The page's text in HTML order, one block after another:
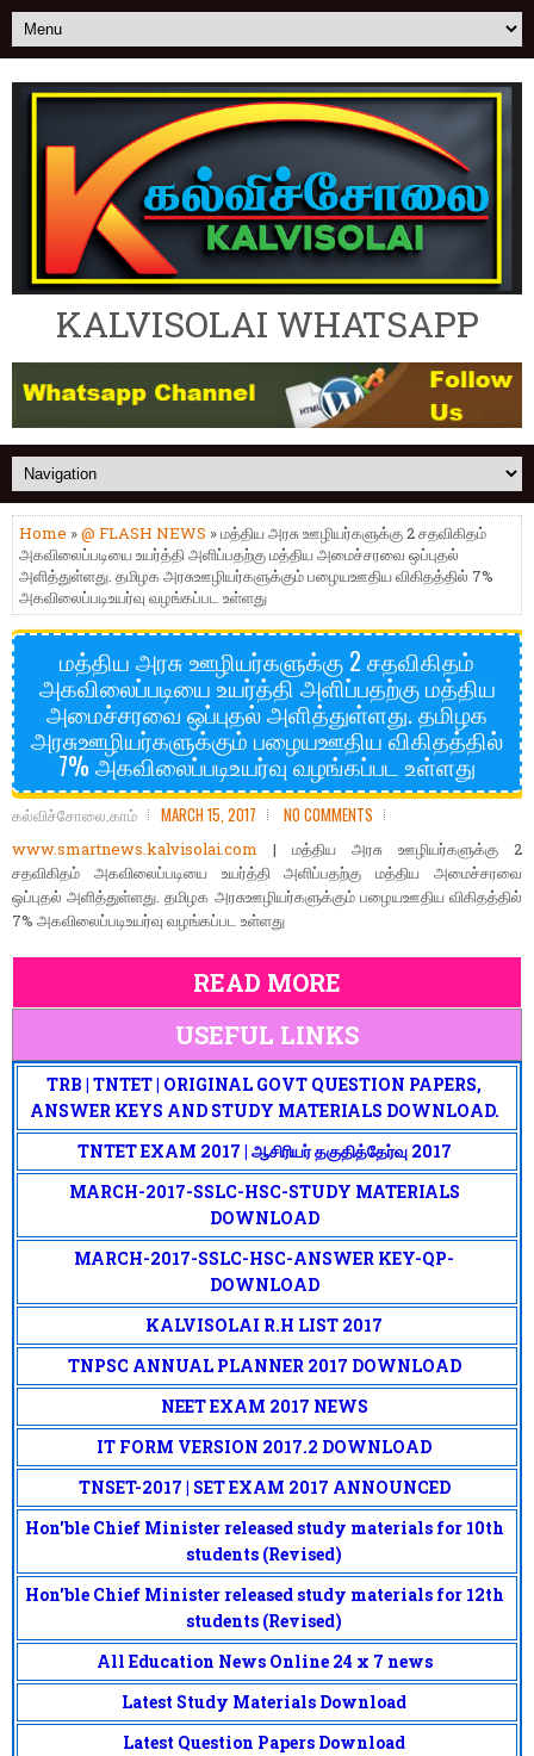
KALVISOLAI WHATSAPP
Home »@ FLASH NEWS » மத்திய அரசு ஊழியர்களுக்கு 2 சதவிகிதம்
அகவிலைப்படியை உயர்த்தி அளிப்பதற்கு மத்திய அமைச்சரவை ஒப்புதல்
அளித்துள்ளது. தமிழக அரசுஊழியர்களுக்கும் பழையஊதிய விகிதத்தில் 7%
அகவிலைப்படிஉயர்வு வழங்கப்பட உள்ளது
மத்திய அரசு ஊழியர்களுக்கு 2 சதவிகிதம்
அகவிலைப்படியை உயர்த்தி அளிப்பதற்கு மத்திய
அமைச்சரவை ஒப்புதல் அளித்துள்ளது. தமிழக
அரசுஊழியர்களுக்கும் பழையஊதிய விகிதத்தில்
7% அகவிலைப்படிஉயர்வு வழங்கப்பட உள்ளது
கல்விச்சோலை.காம் MARCH 15, 2017 NO COMMENTS
www.smartnews.kalvisolai.com | மத்திய அரசு ஊழியர்களுக்கு 2
சதவிகிதம் அகவிலைப்படியை உயர்த்தி அளிப்பதற்கு மத்திய அமைச்சரவை
ஒப்புதல் அளித்துள்ளது. தமிழக அரசுஊழியர்களுக்கும் பழையஊதிய விகிதத்தில்
7% அகவிலைப்படிஉயர்வு வழங்கப்பட உள்ளது
READ MORE
USEFUL LINKS
TRB | TNTET | ORIGINAL GOVT QUESTION PAPERS,
ANSWER KEYS AND STUDY MATERIALS DOWNLOAD.
TNTET EXAM 2017 | ஆசிரியர் தகுதித்தேர்வு 2017
MARCH-2017-SSLC-HSC-STUDY MATERIALS
DOWNLOAD
MARCH-2017-SSLC-HSC-ANSWER KEY-QP-
DOWNLOAD
KALVISOLAI R.H LIST 2017
TNPSC ANNUAL PLANNER 2017 DOWNLOAD
NEET EXAM 2017 NEWS
IT FORM VERSION 2017.2 DOWNLOAD
TNSET-2017 | SET EXAM 2017 ANNOUNCED
Hon'ble Chief Minister released study materials for 10th
students (Revised)
Hon'ble Chief Minister released study materials for 12th
students (Revised)
All Education News Online 24 x 7 news
Latest Study Materials Download
Latest Question Papers Download